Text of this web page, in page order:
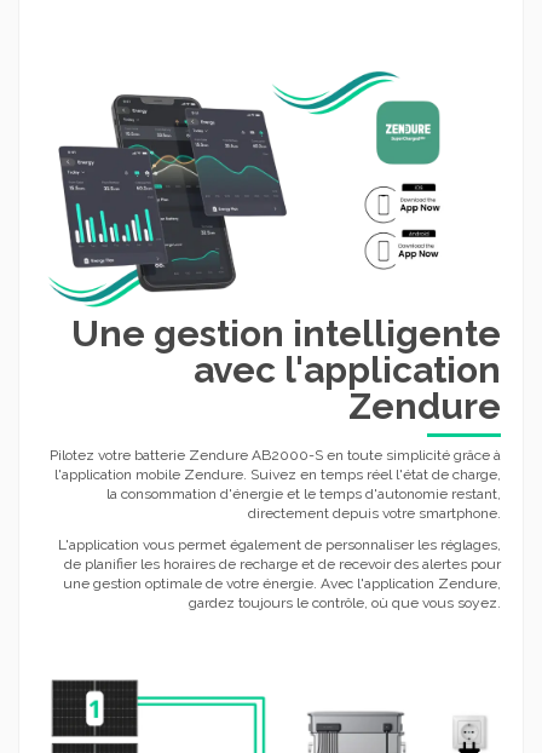
Une gestion intelligente
avec l'application
Zendure
Pilotez votre batterie Zendure AB2000-S en toute simplicité grâce à
l'application mobile Zendure. Suivez en temps réel l'état de charge,
la consommation d'énergie et le temps d'autonomie restant,
directement depuis votre smartphone.
L'application vous permet également de personnaliser les réglages,
de planifier les horaires de recharge et de recevoir des alertes pour
une gestion optimale de votre énergie. Avec l'application Zendure,
gardez toujours le contrôle, où que vous soyez.